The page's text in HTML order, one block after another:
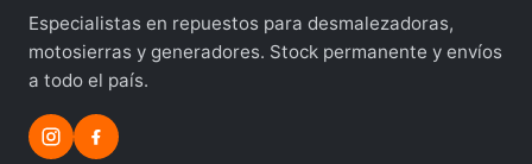
Especialistas en repuestos para desmalezadoras,
motosierras y generadores. Stock permanente y envíos
a todo el país.